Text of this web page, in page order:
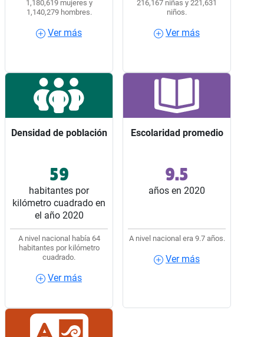
1,180,619 mujeres y
1,140,279 hombres.
Ver más
Ver más
216,167 niñas y 221,631
niños.
Ver más
Ver más
Densidad de población
59
habitantes por
kilómetro cuadrado en
el año 2020
A nivel nacional había 64
habitantes por kilómetro
cuadrado.
Ver más
Densidad de población
Ocupó el lugar 17 entre
los 32 estados del país.
Escolaridad promedio
9.5
años en 2020
A nivel nacional era 9.7 años.
Ver más
Escolaridad promedio
Ocupó el lugar 23 entre
los 32 estados del país.